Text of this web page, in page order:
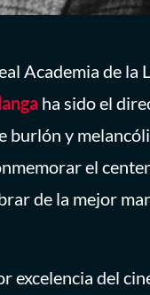
Academia de la
ha sido el
y
el
de la mejor
excelencia del